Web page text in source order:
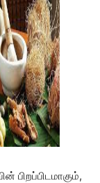
பிறப்பிடமாகும்,